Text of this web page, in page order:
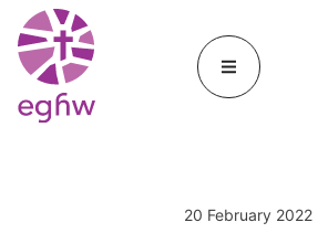
20 February 2022